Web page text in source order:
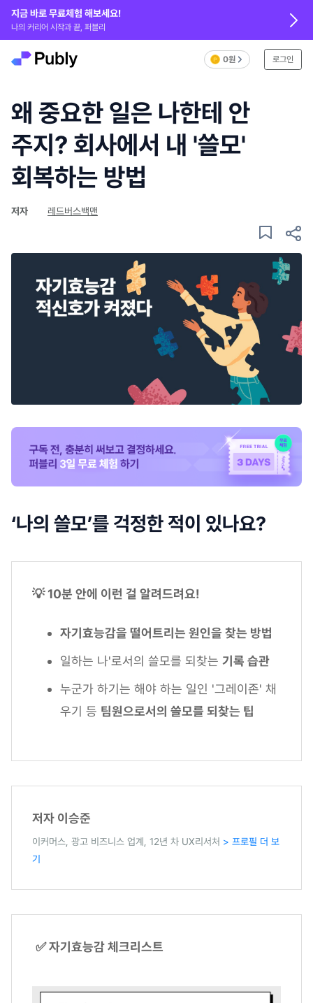
지금 바로 무료체험 해보세요!
나의 커리어 시작과 끝, 퍼블리
0원 로그인
왜 중요한 일은 나한테 안
주지? 회사에서 내 '쓸모'
회복하는 방법
저자 레드버스백맨
‘나의 쓸모’를 걱정한 적이 있나요?
💡 10분 안에 이런 걸 알려드려요!
자기효능감을 떨어트리는 원인을 찾는 방법
일하는 나'로서의 쓸모를 되찾는 기록 습관
누군가 하기는 해야 하는 일인 '그레이존' 채
우기 등 팀원으로서의 쓸모를 되찾는 팁
저자 이승준
이커머스, 광고 비즈니스 업계, 12년 차 UX리서처 > 프로필 더 보
기
✅ 자기효능감 체크리스트